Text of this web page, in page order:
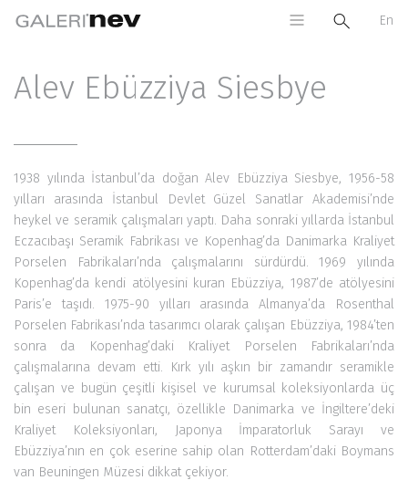
En
Alev Ebüzziya Siesbye
1938 yılında İstanbul’da doğan Alev Ebüzziya Siesbye, 1956-58
yılları arasında İstanbul Devlet Güzel Sanatlar Akademisi’nde
heykel ve seramik çalışmaları yaptı. Daha sonraki yıllarda İstanbul
Eczacıbaşı Seramik Fabrikası ve Kopenhag’da Danimarka Kraliyet
Porselen Fabrikaları’nda çalışmalarını sürdürdü. 1969 yılında
Kopenhag’da kendi atölyesini kuran Ebüzziya, 1987’de atölyesini
Paris’e taşıdı. 1975-90 yılları arasında Almanya’da Rosenthal
Porselen Fabrikası’nda tasarımcı olarak çalışan Ebüzziya, 1984’ten
sonra da Kopenhag’daki Kraliyet Porselen Fabrikaları’nda
çalışmalarına devam etti. Kırk yılı aşkın bir zamandır seramikle
çalışan ve bugün çeşitli kişisel ve kurumsal koleksiyonlarda üç
bin eseri bulunan sanatçı, özellikle Danimarka ve İngiltere’deki
Kraliyet Koleksiyonları, Japonya İmparatorluk Sarayı ve
Ebüzziya’nın en çok eserine sahip olan Rotterdam’daki Boymans
van Beuningen Müzesi dikkat çekiyor.